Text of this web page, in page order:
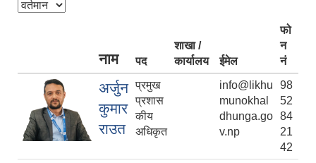
नाम पद
शाखा /
कार्यालय
ईमेल
फो
न
नं
अर्जुन
कुमार
राउत
प्रमुख
प्रशास
कीय
अधिकृत
info@likhu
munokhal
dhunga.go
v.np
98
52
84
21
42